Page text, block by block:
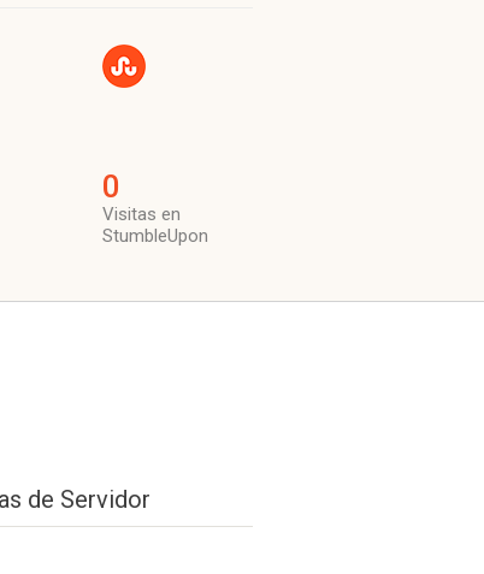
0
Visitas en
StumbleUpon
de Servidor